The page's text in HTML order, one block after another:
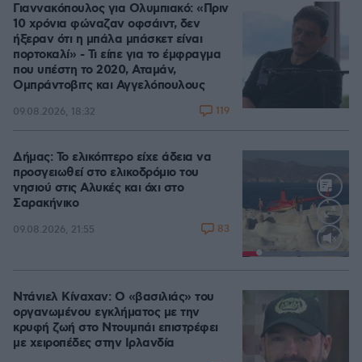
Γιαννακόπουλος για Ολυμπιακό: «Πριν
10 χρόνια φώναζαν οφσάιντ, δεν
ήξεραν ότι η μπάλα μπάσκετ είναι
πορτοκαλί» - Τι είπε για το έμφραγμα
που υπέστη το 2020, Αταμάν,
Ομπράντοβιτς και Αγγελόπουλους
09.08.2026, 18:32 119
Δήμας: Το ελικόπτερο είχε άδεια να
προσγειωθεί στο ελικοδρόμιο του
νησιού στις Αλυκές και όχι στο
Σαρακήνικο
09.08.2026, 21:55 83
Ντάνιελ Κίναχαν: Ο «βασιλιάς» του
οργανωμένου εγκλήματος με την
κρυφή ζωή στο Ντουμπάι επιστρέφει
με χειροπέδες στην Ιρλανδία